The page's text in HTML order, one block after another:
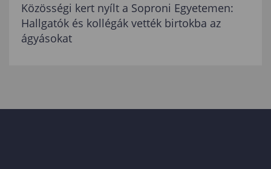
Közösségi kert nyílt a Soproni Egyetemen:
Hallgatók és kollégák vették birtokba az
ágyásokat